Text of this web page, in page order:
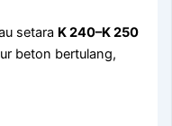
setara K 240–K 250
beton bertulang,